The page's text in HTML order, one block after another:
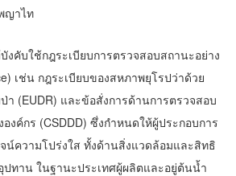
ญาไท
คับใช้กฎระเบียบการตรวจสอบสถานะอย่าง
เช่น กฎระเบียบของสหภาพยุโรปว่าด้วย
า (EUDR) และข้อสั่งการด้านการตรวจสอบ
งค์กร (CSDDD) ซึ่งกำหนดให้ผู้ประกอบการ
น์ความโปร่งใส ทั้งด้านสิ่งแวดล้อมและสิทธิ
ทาน ในฐานะประเทศผู้ผลิตและอยู่ต้นน้ำ